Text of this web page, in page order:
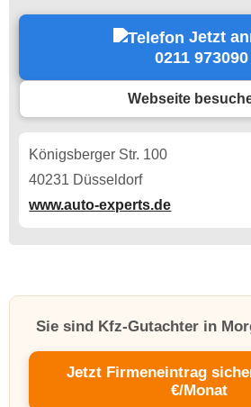
Jetzt
0211 973090
Webseite
Königsberger Str. 100
40231 Düsseldorf
www.auto-experts.de
Sie sind Kfz-Gutachter in
Jetzt Firmeneintrag
€/Monat